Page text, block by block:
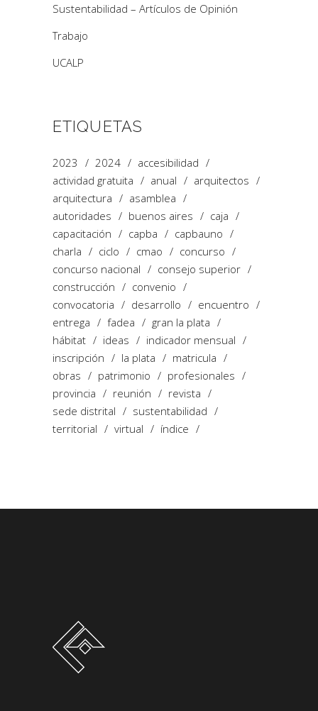
Sustentabilidad – Artículos de Opinión
Trabajo
UCALP
ETIQUETAS
2023 2024
accesibilidad
actividad gratuita
anual
arquitectos
arquitectura
asamblea
autoridades
buenos aires
caja
capacitación
capba
capbauno
charla
ciclo cmao
concurso
concurso nacional
consejo superior
construcción
convenio
convocatoria
desarrollo
encuentro
entrega
fadea
gran la plata
hábitat
ideas
indicador mensual
inscripción
la plata
matricula
obras
patrimonio
profesionales
provincia
reunión
revista
sede distrital
sustentabilidad
territorial
virtual índice